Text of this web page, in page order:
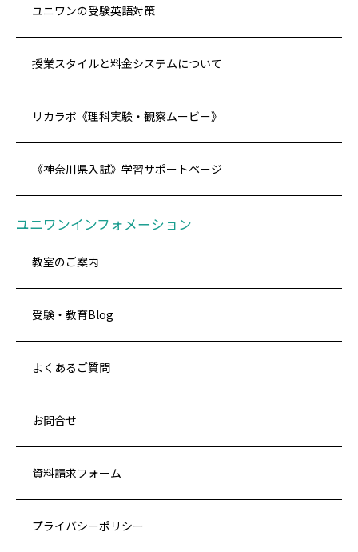
ユニワンの受験英語対策
授業スタイルと料金システムについて
リカラボ《理科実験・観察ムービー》
《神奈川県入試》学習サポートページ
ユニワンインフォメーション
教室のご案内
受験・教育Blog
よくあるご質問
お問合せ
資料請求フォーム
プライバシーポリシー